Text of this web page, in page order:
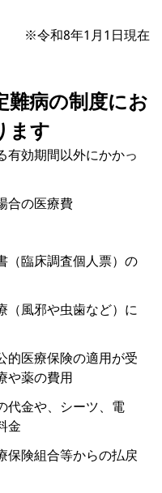
※令和8年1月1日現在
難病の制度にお
ます
有効期間以外にかかっ
合の医療費
（臨床調査個人票）の
（風邪や虫歯など）に
的医療保険の適用が受
や薬の費用
代金や、シーツ、電
金
保険組合等からの払戻